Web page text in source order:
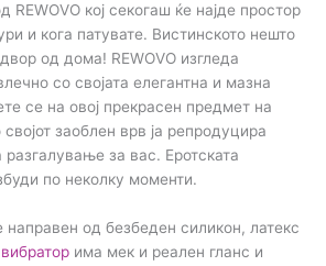
REWOVO кој секогаш ќе најде простор
и кога патувате. Вистинското нешто
од дома! REWOVO изгледа
со својата елегантна и мазна
се на овој прекрасен предмет на
заоблен врв ја репродуцира
за вас. Еротската
по неколку моменти.
направен од безбеден силикон, латекс
вибратор има мек и реален гланс и